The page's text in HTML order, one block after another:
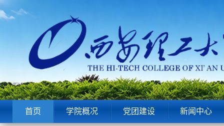
首页 学院概况 党团建设 新闻中心